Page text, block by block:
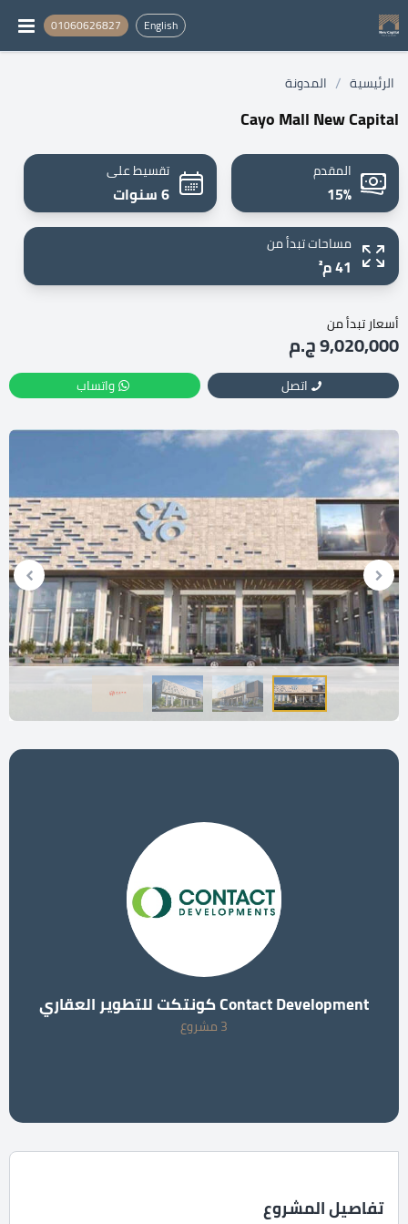
English
01060626827
الرئيسية / المدونة
Cayo Mall New Capital
المقدم
15%
تقسيط على
6 سنوات
مساحات تبدأ من
41 م²
أسعار تبدأ من
9,020,000 ج.م
اتصل واتساب
Contact Development كونتكت للتطوير العقاري
3 مشروع
تفاصيل المشروع